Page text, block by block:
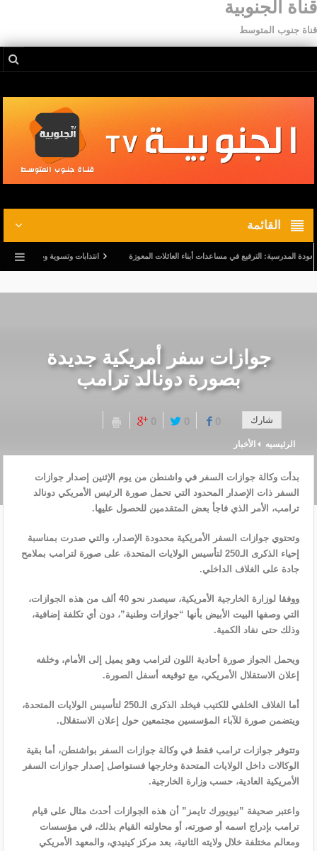
قناة الجنوبية
قناة جنوب المتوسط
القائمة
الترفيع في مساعدات أبناء العائلات المعوزة انتدابات وتسوية وضعيات.. وترفيع في
جوازات سفر أمريكية جديدة
بصورة دونالد ترامب
شارك 0
0
0
الرئيسيه الأخبار
بدأت وكالة جوازات السفر في واشنطن من يوم الإثنين إصدار جوازات
السفر ذات الإصدار المحدود التي تحمل صورة الرئيس الأمريكي دونالد
ترامب، الأمر الذي فاجأ بعض المتقدمين للحصول عليها.
وتحتوي جوازات السفر الأمريكية محدودة الإصدار، والتي صدرت بمناسبة
إحياء الذكرى الـ250 لتأسيس الولايات المتحدة، على صورة لترامب بملامح
جادة على الغلاف الداخلي.
ووفقا لوزارة الخارجية الأمريكية، سيصدر نحو 40 ألف من هذه الجوازات،
التي وصفها البيت الأبيض بأنها “جوازات وطنية”، دون أي تكلفة إضافية،
وذلك حتى نفاد الكمية.
ويحمل الجواز صورة أحادية اللون لترامب وهو يميل إلى الأمام، وخلفه
إعلان الاستقلال الأمريكي، مع توقيعه أسفل الصورة.
أما الغلاف الخلفي للكتيب فيخلد الذكرى الـ250 لتأسيس الولايات المتحدة،
ويتضمن صورة للآباء المؤسسين مجتمعين حول إعلان الاستقلال.
وتتوفر جوازات ترامب فقط في وكالة جوازات السفر بواشنطن، أما بقية
الوكالات داخل الولايات المتحدة وخارجها فستواصل إصدار جوازات السفر
الأمريكية العادية، حسب وزارة الخارجية.
واعتبر صحيفة ”نيويورك تايمز” أن هذه الجوازات أحدث مثال على قيام
ترامب بإدراج اسمه أو صورته، أو محاولته القيام بذلك، في مؤسسات
ومعالم مختلفة خلال ولايته الثانية، بعد مركز كينيدي، والمعهد الأمريكي